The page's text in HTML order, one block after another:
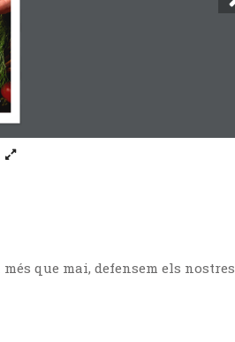
que mai, defensem els nostres